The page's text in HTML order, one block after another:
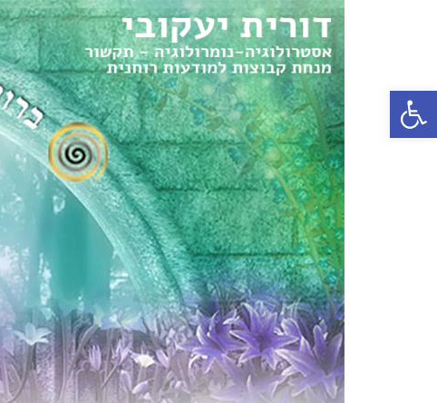
פתח סרגל נגישות